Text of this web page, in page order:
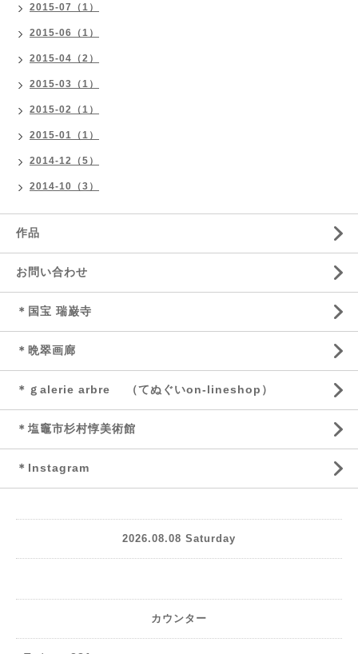
2015-07（1）
2015-06（1）
2015-04（2）
2015-03（1）
2015-02（1）
2015-01（1）
2014-12（5）
2014-10（3）
作品
お問い合わせ
＊国宝 瑞巌寺
＊晩翠画廊
＊ｇalerie arbre （てぬぐいon-lineshop）
＊塩竈市杉村惇美術館
＊Instagram
2026.08.08 Saturday
カウンター